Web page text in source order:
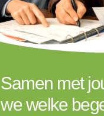
Samen met
we welke